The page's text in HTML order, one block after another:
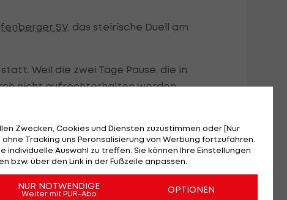
SV, das steirische Duell am
Weil die zwei Tage Pause, die in
nicht aufrechterhalten werden
Spiele der beiden Klubs.
als auch das Heimspiel desGAKgegen
FAC-Kapfenberg wird um 17:00 Uhr,
Zwecken, Cookies und Diensten zuzustimmen oder [Nur
ohne Tracking uns Peronsalisierung von Werbung fortzufahren.
individuelle Auswahl zu treffen. Sie können Ihre Einstellungen
bzw. über den Link in der Fußzeile anpassen.
NUR NOTWENDIGE
Weiter mit PUR-Abo OPTIONEN